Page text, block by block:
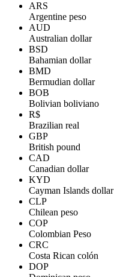
ARS
Argentine peso
AUD
Australian dollar
BSD
Bahamian dollar
BMD
Bermudian dollar
BOB
Bolivian boliviano
R$
Brazilian real
GBP
British pound
CAD
Canadian dollar
KYD
Cayman Islands dollar
CLP
Chilean peso
COP
Colombian Peso
CRC
Costa Rican colón
DOP